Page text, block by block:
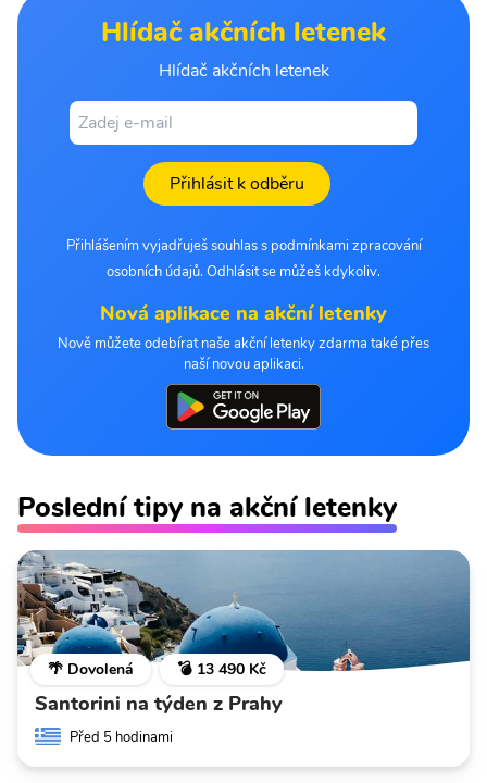
Hlídač akčních letenek
Hlídač akčních letenek
Přihlásit k odběru
Přihlášením vyjadřuješ souhlas s podmínkami zpracování
osobních údajů. Odhlásit se můžeš kdykoliv.
Nová aplikace na akční letenky
Nově můžete odebírat naše akční letenky zdarma také přes
naší novou aplikaci.
Poslední tipy na akční letenky
🌴 Dovolená 💣 13 490 Kč
Santorini na týden z Prahy
Před 5 hodinami